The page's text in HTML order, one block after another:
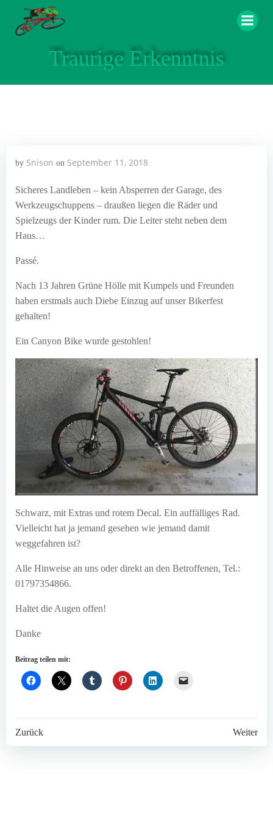
Traurige Erkenntnis
by Snison on September 11, 2018
Sicheres Landleben – kein Absperren der Garage, des
Werkzeugschuppens – draußen liegen die Räder und
Spielzeugs der Kinder rum. Die Leiter steht neben dem
Haus…
Passé.
Nach 13 Jahren Grüne Hölle mit Kumpels und Freunden
haben erstmals auch Diebe Einzug auf unser Bikerfest
gehalten!
Ein Canyon Bike wurde gestohlen!
Schwarz, mit Extras und rotem Decal. Ein auffälliges Rad.
Vielleicht hat ja jemand gesehen wie jemand damit
weggefahren ist?
Alle Hinweise an uns oder direkt an den Betroffenen, Tel.:
01797354866.
Haltet die Augen offen!
Danke
Beitrag teilen mit:
Post
Zurück
Post
Weiter